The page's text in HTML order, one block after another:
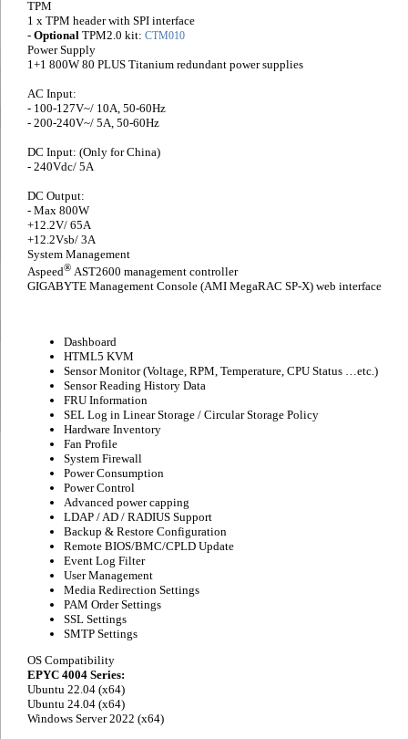
TPM
1 x TPM header with SPI interface
- Optional TPM2.0 kit: CTM010
Power Supply
1+1 800W 80 PLUS Titanium redundant power supplies
AC Input:
- 100-127V~/ 10A, 50-60Hz
- 200-240V~/ 5A, 50-60Hz
DC Input: (Only for China)
- 240Vdc/ 5A
DC Output:
- Max 800W
+12.2V/ 65A
+12.2Vsb/ 3A
System Management
Aspeed®AST2600 management controller
GIGABYTE Management Console (AMI MegaRAC SP-X) web interface
Dashboard
HTML5 KVM
Sensor Monitor (Voltage, RPM, Temperature, CPU Status …etc.)
Sensor Reading History Data
FRU Information
SEL Log in Linear Storage / Circular Storage Policy
Hardware Inventory
Fan Profile
System Firewall
Power Consumption
Power Control
Advanced power capping
LDAP / AD / RADIUS Support
Backup & Restore Configuration
Remote BIOS/BMC/CPLD Update
Event Log Filter
User Management
Media Redirection Settings
PAM Order Settings
SSL Settings
SMTP Settings
OS Compatibility
EPYC 4004 Series:
Ubuntu 22.04 (x64)
Ubuntu 24.04 (x64)
Windows Server 2022 (x64)